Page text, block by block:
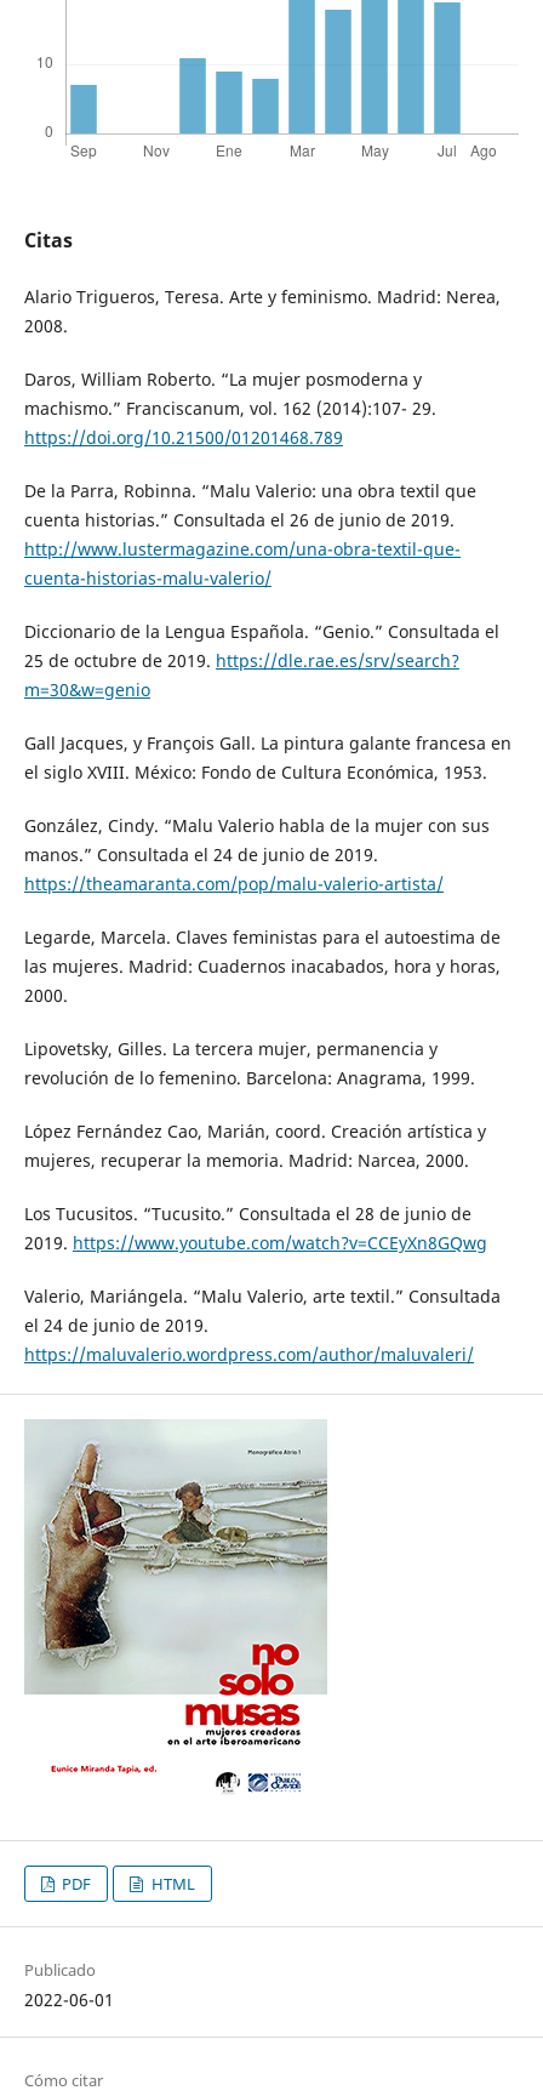
Citas
Alario Trigueros, Teresa. Arte y feminismo. Madrid: Nerea,
2008.
Daros, William Roberto. “La mujer posmoderna y
machismo.” Franciscanum, vol. 162 (2014):107- 29.
https://doi.org/10.21500/01201468.789
De la Parra, Robinna. “Malu Valerio: una obra textil que
cuenta historias.” Consultada el 26 de junio de 2019.
http://www.lustermagazine.com/una-obra-textil-que-
cuenta-historias-malu-valerio/
Diccionario de la Lengua Española. “Genio.” Consultada el
25 de octubre de 2019. https://dle.rae.es/srv/search?
m=30&w=genio
Gall Jacques, y François Gall. La pintura galante francesa en
el siglo XVIII. México: Fondo de Cultura Económica, 1953.
González, Cindy. “Malu Valerio habla de la mujer con sus
manos.” Consultada el 24 de junio de 2019.
https://theamaranta.com/pop/malu-valerio-artista/
Legarde, Marcela. Claves feministas para el autoestima de
las mujeres. Madrid: Cuadernos inacabados, hora y horas,
2000.
Lipovetsky, Gilles. La tercera mujer, permanencia y
revolución de lo femenino. Barcelona: Anagrama, 1999.
López Fernández Cao, Marián, coord. Creación artística y
mujeres, recuperar la memoria. Madrid: Narcea, 2000.
Los Tucusitos. “Tucusito.” Consultada el 28 de junio de
2019. https://www.youtube.com/watch?v=CCEyXn8GQwg
Valerio, Mariángela. “Malu Valerio, arte textil.” Consultada
el 24 de junio de 2019.
https://maluvalerio.wordpress.com/author/maluvaleri/
PDF HTML
Publicado
2022-06-01
Cómo citar